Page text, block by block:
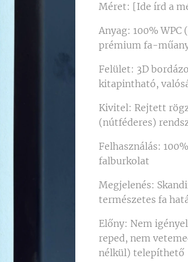
Méret: [Ide írd a
Anyag: 100%
prémium fa-
Felület: 3D
kitapintható,
Kivitel: Rejtett
(nútféderes)
Felhasználás:
falburkolat
Megjelenés:
természetes fa
Előny: Nem
reped, nem
nélkül) telepíthető